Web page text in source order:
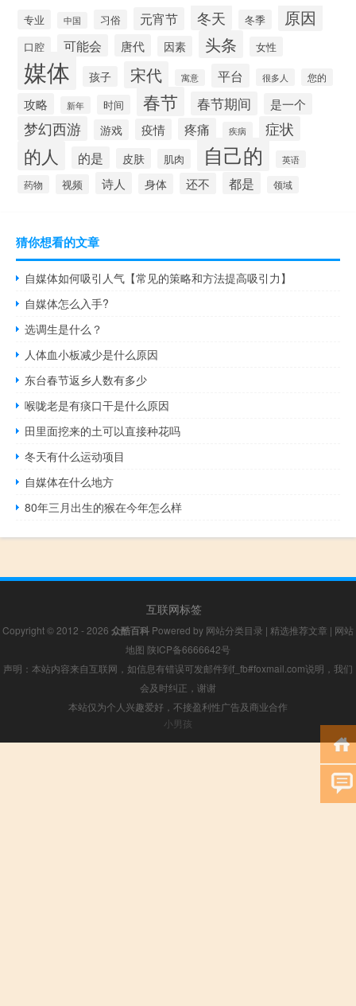
专业 中国 习俗 元宵节 冬天 冬季 原因
口腔 可能会 唐代 因素 头条 女性
媒体 孩子 宋代 寓意 平台 很多人 您的
攻略 新年 时间 春节 春节期间 是一个
梦幻西游 游戏 疫情 疼痛 疾病 症状
的人 的是 皮肤 肌肉 自己的 英语
药物 视频 诗人 身体 还不 都是 领域
猜你想看的文章
自媒体如何吸引人气【常见的策略和方法提高吸引力】
自媒体怎么入手?
选调生是什么？
人体血小板减少是什么原因
东台春节返乡人数有多少
喉咙老是有痰口干是什么原因
田里面挖来的土可以直接种花吗
冬天有什么运动项目
自媒体在什么地方
80年三月出生的猴在今年怎么样
互联网标签
Copyright © 2012 - 2026 众酷百科 Powered by 网站分类目录 | 精选推荐文章 | 网站
地图 陕ICP备6666642号
声明：本站内容来自互联网，如信息有错误可发邮件到f_fb#foxmail.com说明，我们
会及时纠正，谢谢
本站仅为个人兴趣爱好，不接盈利性广告及商业合作
小男孩